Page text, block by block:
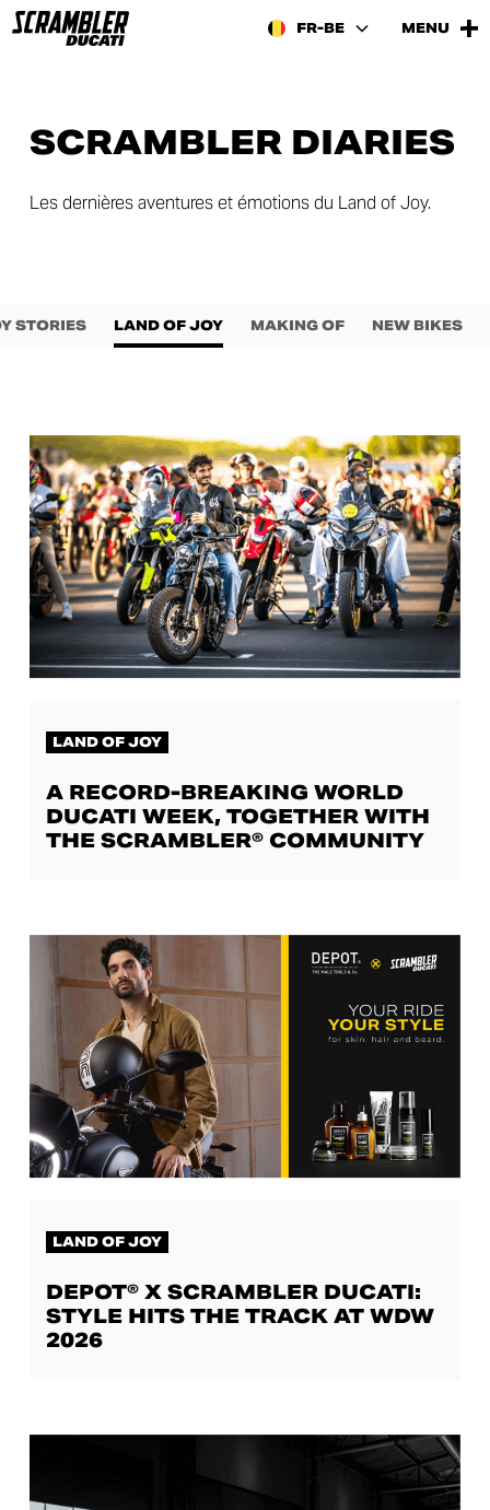
FR-BE MENU
SCRAMBLER DIARIES
Les dernières aventures et émotions du Land of Joy.
STORIES LAND OF JOY MAKING OF NEW BIKES
LAND OF JOY
A RECORD-BREAKING WORLD
DUCATI WEEK, TOGETHER WITH
THE SCRAMBLER® COMMUNITY
LAND OF JOY
DEPOT® X SCRAMBLER DUCATI:
STYLE HITS THE TRACK AT WDW
2026